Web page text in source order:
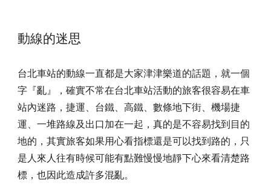
動線的迷思
台北車站的動線一直都是大家津津樂道的話題，就一個
字『亂』，確實不常在台北車站活動的旅客很容易在車
站內迷路，捷運、台鐵、高鐵、數條地下街、機場捷
運、一堆路線及出口加在一起，真的是不容易找到目的
地的，其實旅客如果用心看指標還是可以找到路的，只
是人來人往有時候可能有點難慢慢地靜下心來看清楚路
標，也因此造成許多混亂。